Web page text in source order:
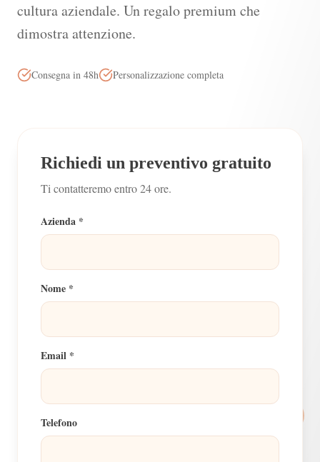
cultura aziendale. Un regalo premium che
dimostra attenzione.
Consegna in 48h Personalizzazione completa
Richiedi un preventivo gratuito
Ti contatteremo entro 24 ore.
Azienda *
Nome *
Email *
Telefono